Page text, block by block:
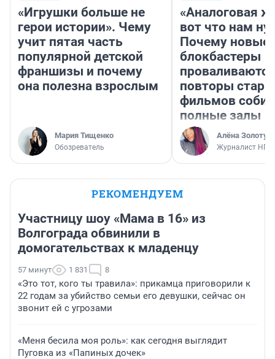
«Игрушки больше не
герои истории». Чему
учит пятая часть
популярной детской
франшизы и почему
она полезна взрослым
Мария Тищенко
Обозреватель
«Аналоговая
вот что нам
Почему новые
блокбастеры
повторы
фильмов
полные залы
Алёна
Журналист НГС
РЕКОМЕНДУЕМ
Участницу шоу «Мама в 16» из
Волгограда обвинили в
домогательствах к младенцу
57 минут 1 831 8
«Это тот, кого ты травила»: прикамца приговорили к
22 годам за убийство семьи его девушки, сейчас он
звонит ей с угрозами
«Меня бесила моя роль»: как сегодня выглядит
Пуговка из «Папиных дочек»